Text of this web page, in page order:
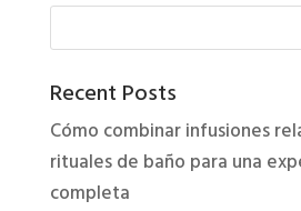
Recent Posts
Cómo combinar infusiones
rituales de baño para una
completa